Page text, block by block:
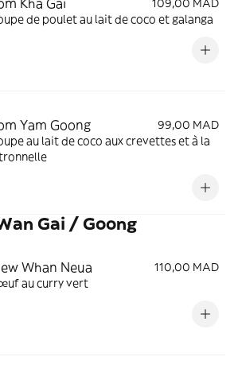
Kha Gai
109,00 MAD
de poulet au lait de coco et galanga
Yam Goong
99,00 MAD
au lait de coco aux crevettes et à la
Gai / Goong
Whan Neua
110,00 MAD
au curry vert